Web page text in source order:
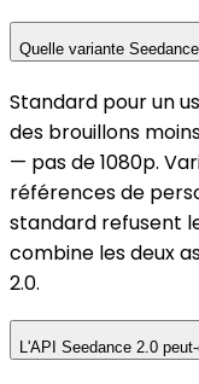
Quelle variante
Standard pour un
des brouillons
— pas de 1080p.
références de
standard refusent
combine les deux
2.0.
L'API Seedance 2.0